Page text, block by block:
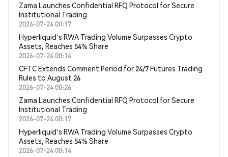
Zama Launches Confidential RFQ Protocol for Secure
Institutional Trading
2026-07-24 00:17
Hyperliquid's RWA Trading Volume Surpasses Crypto
Assets, Reaches 54% Share
2026-07-24 00:14
CFTC Extends Comment Period for 24/7 Futures Trading
Rules to August 26
2026-07-24 00:26
Zama Launches Confidential RFQ Protocol for Secure
Institutional Trading
2026-07-24 00:17
Hyperliquid's RWA Trading Volume Surpasses Crypto
Assets, Reaches 54% Share
2026-07-24 00:14